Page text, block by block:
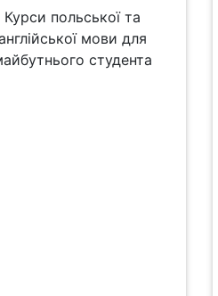
Курси польської та
мови для
студента